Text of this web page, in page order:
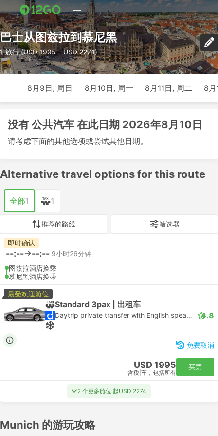
巴士从图兹拉到慕尼黑
1 旅行 (USD 1995 – USD 2274)
8月9日, 周日 8月10日, 周一 8月11日, 周二 8
没有 公共汽车 在此日期 2026年8月10日
请考虑下面的其他选项或尝试其他日期。
Alternative travel options for this route
全部1 1
推荐的路线 筛选器
即时确认
--:-- --:-- 9小时26分钟
图兹拉酒店换乘
慕尼黑酒店换乘
最受欢迎舱位
Standard 3pax | 出租车
Daytrip private transfer with English speaking driver 4.8
免费取消
USD 1995
含税 车，包括所有
买票
2 个更多舱位 起USD 2274
Munich 的游玩攻略